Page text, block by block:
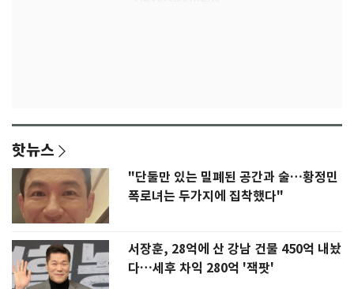
핫뉴스
"단둘만 있는 밀폐된 공간과 술…황정민
폭로녀는 두가지에 집착했다"
서장훈, 28억에 산 강남 건물 450억 내놨
다…세후 차익 280억 '잭팟'